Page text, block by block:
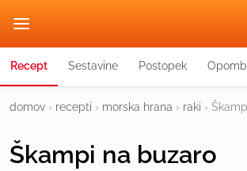
Recept Sestavine Postopek
domov › recepti › morska hrana › raki ›
Škampi na buzaro